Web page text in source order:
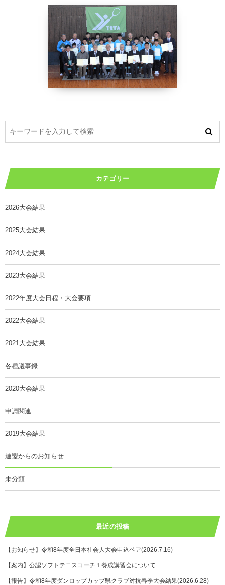
カテゴリー
2026大会結果
2025大会結果
2024大会結果
2023大会結果
2022年度大会日程・大会要項
2022大会結果
2021大会結果
各種議事録
2020大会結果
申請関連
2019大会結果
連盟からのお知らせ
未分類
最近の投稿
【お知らせ】令和8年度全日本社会人大会申込ペア(2026.7.16)
【案内】公認ソフトテニスコーチ１養成講習会について
【報告】令和8年度ダンロップカップ県クラブ対抗春季大会結果(2026.6.28)